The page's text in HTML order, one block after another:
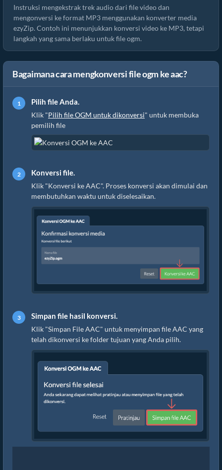
Instruksi mengekstrak trek audio dari file video dan
mengonversi ke format MP3 menggunakan konverter media
ezyZip. Contoh ini menunjukkan konversi video ke MP3, tetapi
langkah yang sama berlaku untuk file ogm.
Bagaimana cara mengkonversi file ogm ke aac?
Pilih file Anda.
Klik "Pilih file OGM untuk dikonversi" untuk membuka
pemilih file
Konversi file.
Klik "Konversi ke AAC". Proses konversi akan dimulai dan
membutuhkan waktu untuk diselesaikan.
Simpan file hasil konversi.
Klik "Simpan File AAC" untuk menyimpan file AAC yang
telah dikonversi ke folder tujuan yang Anda pilih.